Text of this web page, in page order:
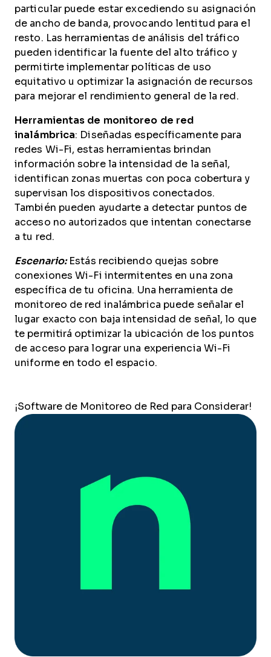
particular puede estar excediendo su asignación
de ancho de banda, provocando lentitud para el
resto. Las herramientas de análisis del tráfico
pueden identificar la fuente del alto tráfico y
permitirte implementar políticas de uso
equitativo u optimizar la asignación de recursos
para mejorar el rendimiento general de la red.
Herramientas de monitoreo de red
inalámbrica: Diseñadas específicamente para
redes Wi-Fi, estas herramientas brindan
información sobre la intensidad de la señal,
identifican zonas muertas con poca cobertura y
supervisan los dispositivos conectados.
También pueden ayudarte a detectar puntos de
acceso no autorizados que intentan conectarse
a tu red.
Escenario:Estás recibiendo quejas sobre
conexiones Wi-Fi intermitentes en una zona
específica de tu oficina. Una herramienta de
monitoreo de red inalámbrica puede señalar el
lugar exacto con baja intensidad de señal, lo que
te permitirá optimizar la ubicación de los puntos
de acceso para lograr una experiencia Wi-Fi
uniforme en todo el espacio.
¡Software de Monitoreo de Red para Considerar!